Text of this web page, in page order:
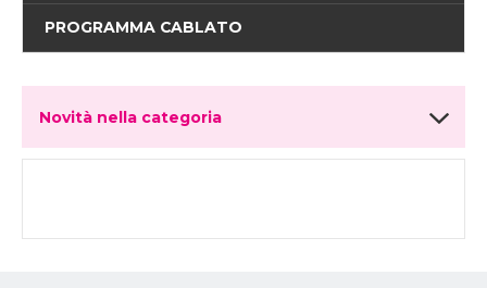
PROGRAMMA CABLATO
Novità nella categoria